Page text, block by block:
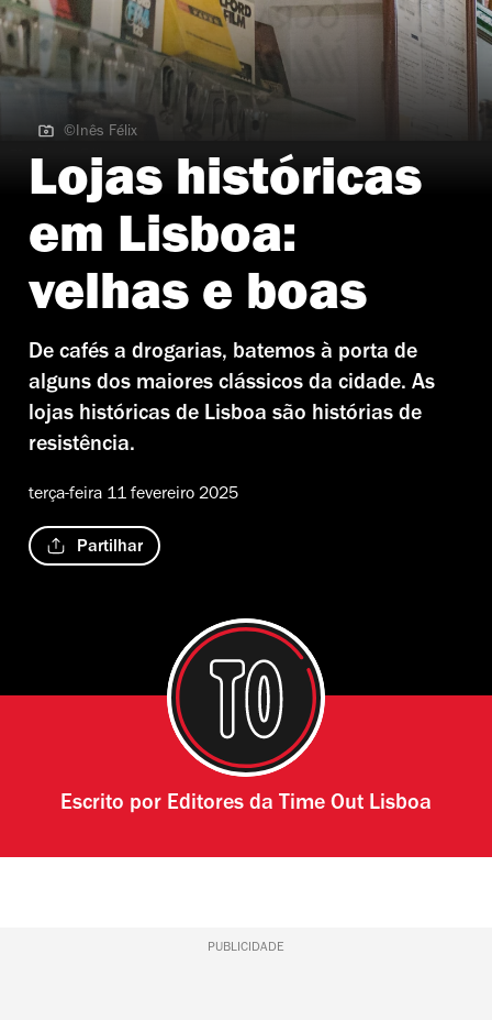
©Inês Félix
©Inês Félix
Lojas históricas
em Lisboa:
velhas e boas
De cafés a drogarias, batemos à porta de
alguns dos maiores clássicos da cidade. As
lojas históricas de Lisboa são histórias de
resistência.
terça-feira 11 fevereiro 2025
Partilhar
Escrito por Editores da Time Out Lisboa
PUBLICIDADE